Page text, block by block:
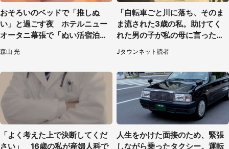
おそろいのベッドで「推しぬ
い」と過ごす夜 ホテルニュー
オータニ幕張で「ぬい活宿泊プ
ラン」開始【8／8～3／31】
森山 光
「自転車ごと川に落ち、そのま
ま流された3歳の私。助けてく
れた男の子が私の母に言ったの
は...」（千葉県・20代女性）
Jタウンネット読者
「よく考えた上で決断してくだ
さい」 16歳の私が産婦人科で
人生をかけた面接のため、緊張
しながら乗ったタクシー。運転